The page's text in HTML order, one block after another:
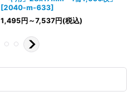
[2040-m-633]
1,495円 ～7,537円(税込)